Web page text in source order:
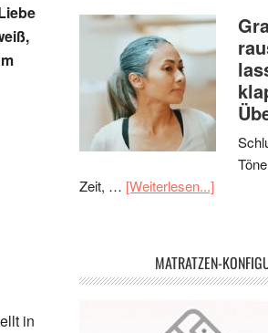
in
Zeit, … [Weiterlesen...]
MATRATZEN-